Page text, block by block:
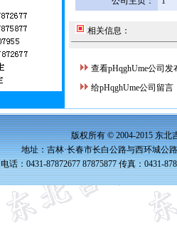
相关信息：
查看pHqghUme公司发
给pHqghUme公司留言
版权所有 © 2004-2015 东北
地址：吉林·长春市长白公路与西环城公
电话：0431-87872677 87875877 传真：0431-